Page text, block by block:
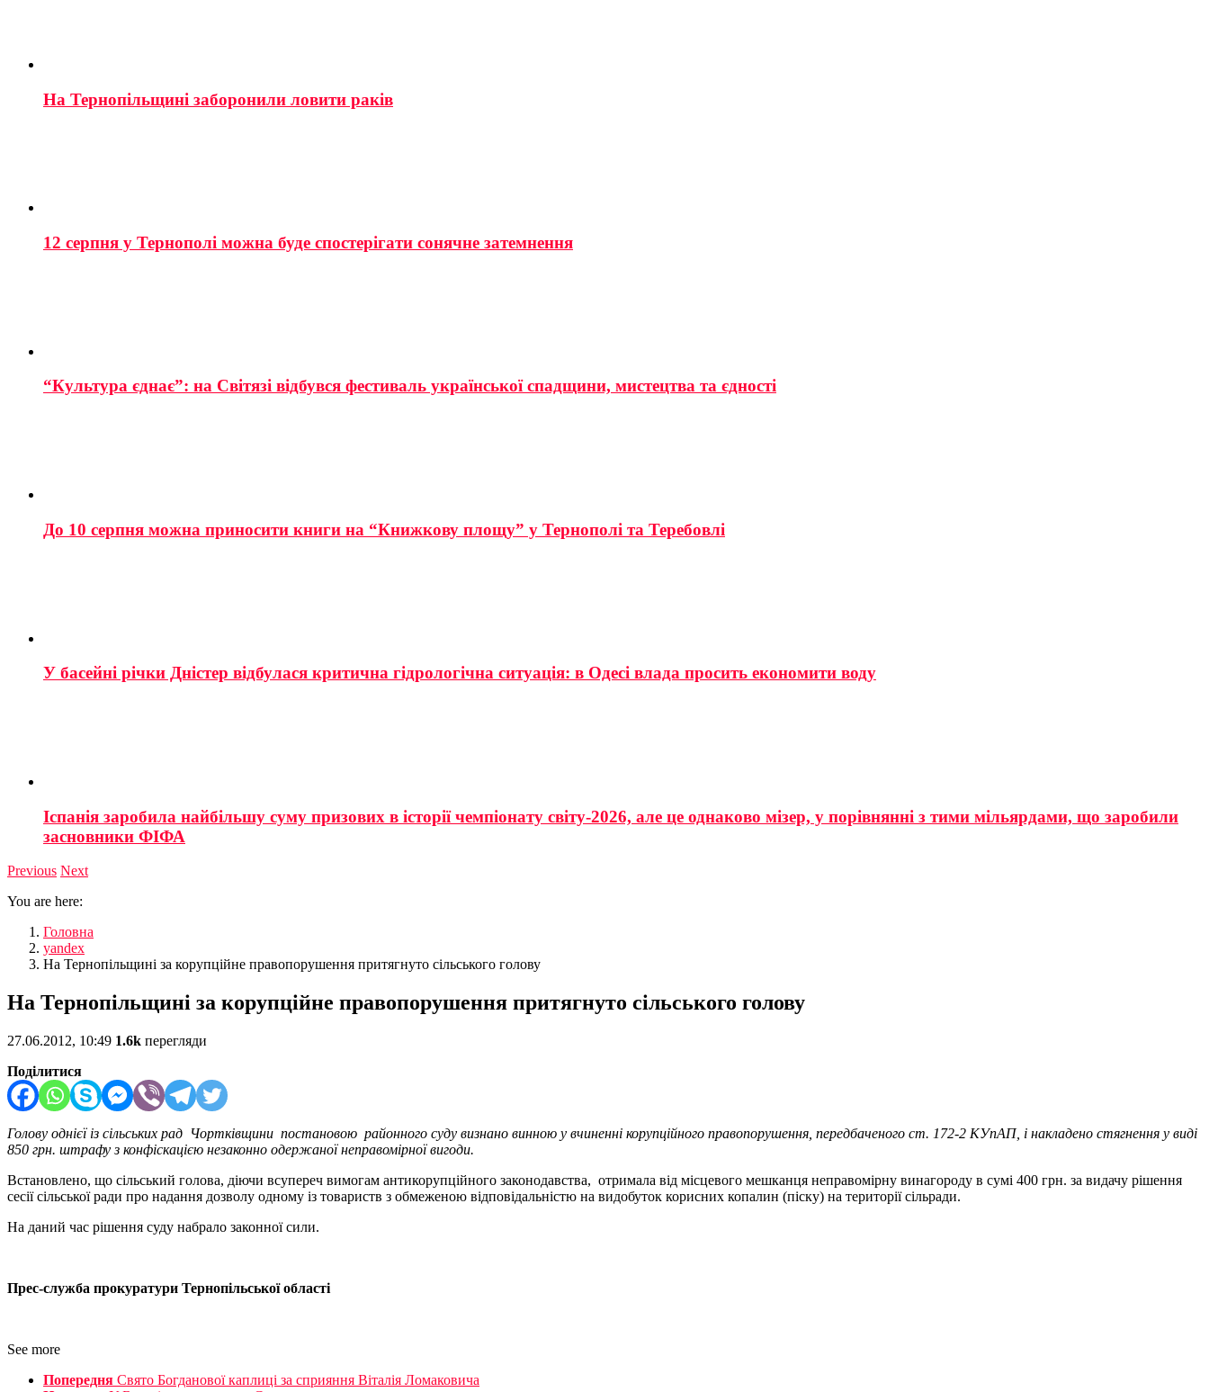
На Тернопільщині заборонили ловити раків
12 серпня у Тернополі можна буде спостерігати сонячне затемнення
“Культура єднає”: на Світязі відбувся фестиваль української спадщини, мистецтва та єдності
До 10 серпня можна приносити книги на “Книжкову площу” у Тернополі та Теребовлі
У басейні річки Дністер відбулася критична гідрологічна ситуація: в Одесі влада просить економити воду
Іспанія заробила найбільшу суму призових в історії чемпіонату світу-2026, але це однаково мізер, у порівнянні з тими мільярдами, що заробили
засновники ФІФА
Previous Next
You are here:
Головна
yandex
На Тернопільщині за корупційне правопорушення притягнуто сільського голову
На Тернопільщині за корупційне правопорушення притягнуто сільського голову
27.06.2012, 10:49 1.6k перегляди
Поділитися
Голову однієї із сільських рад Чортківщини постановою районного суду визнано винною у вчиненні корупційного правопорушення, передбаченого ст. 172-2 КУпАП, і накладено стягнення у виді
850 грн. штрафу з конфіскацією незаконно одержаної неправомірної вигоди.
Встановлено, що сільський голова, діючи всупереч вимогам антикорупційного законодавства, отримала від місцевого мешканця неправомірну винагороду в сумі 400 грн. за видачу рішення
сесії сільської ради про надання дозволу одному із товариств з обмеженою відповідальністю на видобуток корисних копалин (піску) на території сільради.
На даний час рішення суду набрало законної сили.
Прес-служба прокуратури Тернопільської області
See more
Попередня Свято Богданової каплиці за сприяння Віталія Ломаковича